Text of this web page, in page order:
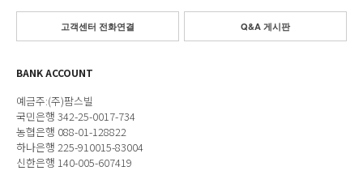
고객센터 전화연결 Q&A 게시판
BANK ACCOUNT
예금주:(주)팜스빌
국민은행 342-25-0017-734
농협은행 088-01-128822
하나은행 225-910015-83004
신한은행 140-005-607419